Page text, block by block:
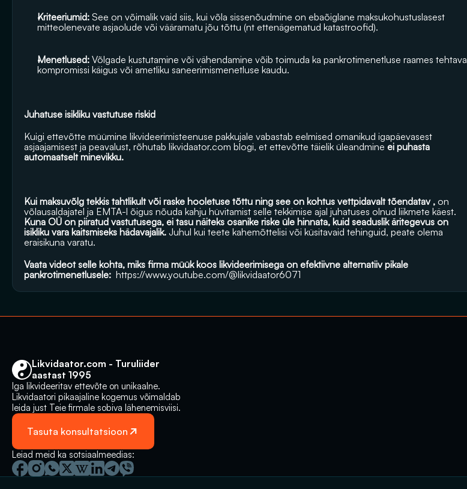
Kriteeriumid: See on võimalik vaid siis, kui võla sissenõudmine on ebaõiglane maksukohustuslasest
mitteolenevate asjaolude või vääramatu jõu tõttu (nt ettenägematud katastroofid).
Menetlused: Võlgade kustutamine või vähendamine võib toimuda ka pankrotimenetluse raames tehtava
kompromissi käigus või ametliku saneerimismenetluse kaudu.
Juhatuse isikliku vastutuse riskid
Kuigi ettevõtte müümine likvideerimisteenuse pakkujale vabastab eelmised omanikud igapäevasest
asjaajamisest ja peavalust, rõhutab likvidaator.com blogi, et ettevõtte täielik üleandmine ei puhasta
automaatselt minevikku.
Kui maksuvõlg tekkis tahtlikult või raske hooletuse tõttu ning see on kohtus vettpidavalt tõendatav , on
Kuna OÜ on piiratud vastutusega, ei tasu näiteks osanike riske üle hinnata, kuid seaduslik äritegevus on
isikliku vara kaitsmiseks hädavajalik. Juhul kui teete kahemõttelisi või küsitavaid tehinguid, peate olema
eraisikuna varatu.
Vaata videot selle kohta, miks firma müük koos likvideerimisega on efektiivne alternatiiv pikale
pankrotimenetlusele: https://www.youtube.com/@likvidaator6071
Likvidaator.com - Turuliider
aastast 1995
Iga likvideeritav ettevõte on unikaalne.
Likvidaatori pikaajaline kogemus võimaldab
leida just Teie firmale sobiva lähenemisviisi.
Tasuta konsultatsioon
Leiad meid ka sotsiaalmeedias: